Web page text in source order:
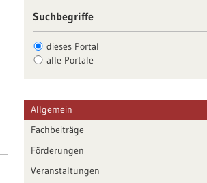
Suchbegriffe
dieses Portal
alle Portale
Allgemein
Fachbeiträge
Förderungen
Veranstaltungen